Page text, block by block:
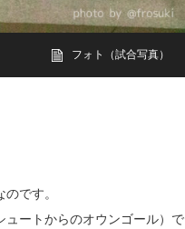
フォト（試合写真）
です。
ートからのオウンゴール）で